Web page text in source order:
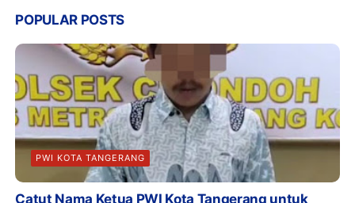
POPULAR POSTS
PWI KOTA TANGERANG
Catut Nama Ketua PWI Kota Tangerang untuk